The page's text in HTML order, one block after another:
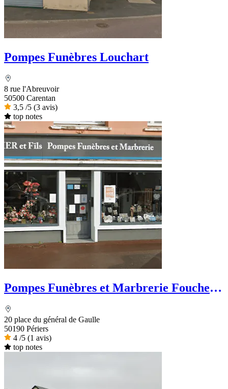
Pompes Funèbres Louchart
8 rue l'Abreuvoir
50500 Carentan
3,5 /5 (3 avis)
top notes
Pompes Funèbres et Marbrerie Foucher
20 place du général de Gaulle
50190 Périers
4 /5 (1 avis)
top notes